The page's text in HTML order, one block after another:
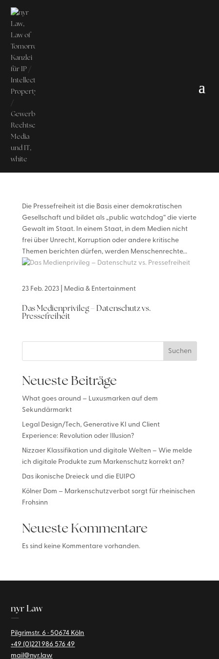
Das Medienprivileg – Datenschutz vs.
Pressefreiheit
23 Feb. 2023| Media & Entertainment
Die Pressefreiheit ist die Basis einer demokratischen
Gesellschaft und bildet als „public watchdog“ die vierte
Gewalt im Staat. In einem Staat, in dem Medien nicht
frei über Unrecht, Korruption oder andere kritische
Themen berichten dürfen, werden Menschenrechte...
Suchen
Neueste Beiträge
What goes around – Luxusmarken auf dem
Sekundärmarkt
Legal Design/Tech, Generative KI und Client
Experience: Revolution oder Illusion?
Nizzaer Klassifikation und digitale Welten – Wie melde
ich digitale Produkte zum Markenschutz korrekt an?
Das ikonische Dreieck und die EUIPO
Kölner Dom – Markenschutzverbot sorgt für rheinischen
Frohsinn
Neueste Kommentare
Es sind keine Kommentare vorhanden.
nyr Law
—
Pilgrimstr. 6 · 50674 Köln
+49 (0)221986 576 49
mail@nyr.law